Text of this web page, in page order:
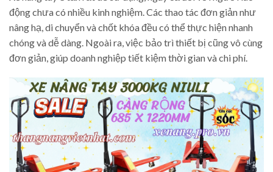
động chưa có nhiều kinh nghiệm. Các thao tác đơn giản như
nâng hạ, di chuyển và chốt khóa đều có thể thực hiện nhanh
chóng và dễ dàng. Ngoài ra, việc bảo trì thiết bị cũng vô cùng
đơn giản, giúp doanh nghiệp tiết kiệm thời gian và chi phí.